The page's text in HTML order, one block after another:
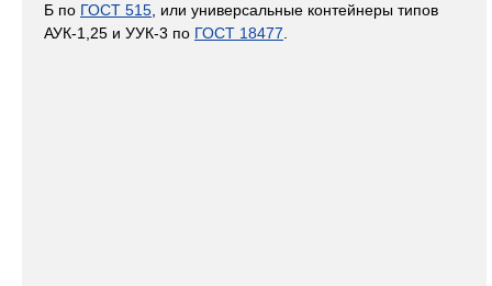
Б по ГОСТ 515, или универсальные контейнеры типов
АУК-1,25 и УУК-3 по ГОСТ 18477.